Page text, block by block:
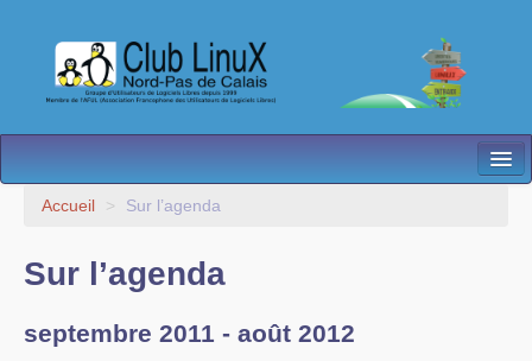
L’Association
Besoin d’Aide ?
Contact
Accueil > Sur l’agenda
Sur l’agenda
septembre 2011 - août 2012